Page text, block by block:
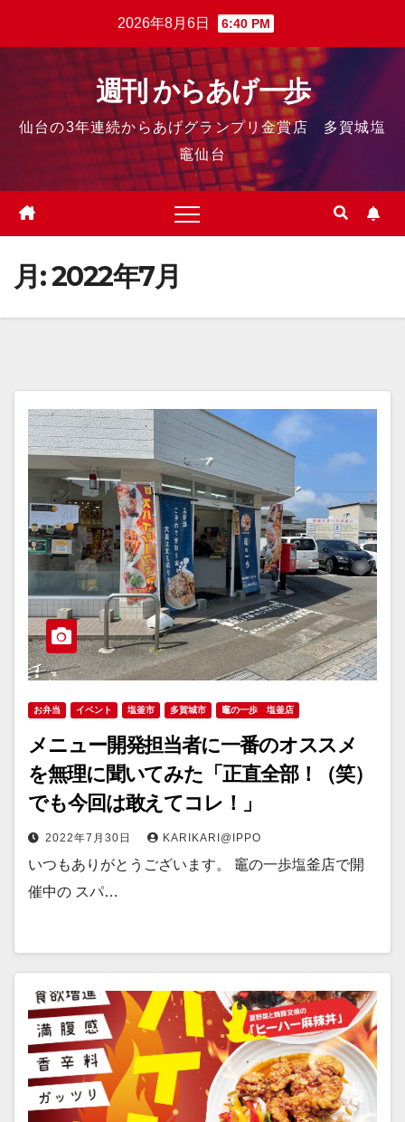
2026年8月6日 6:40 PM
週刊 からあげ一歩
仙台の3年連続からあげグランプリ金賞店 多賀城塩
竈仙台
月:2022年7月
お弁当 イベント 塩釜市 多賀城市 竈の一歩 塩釜店
メニュー開発担当者に一番のオススメ
を無理に聞いてみた「正直全部！（笑）
でも今回は敢えてコレ！」
2022年7月30日 KARIKARI@IPPO
いつもありがとうございます。 竈の一歩塩釜店で開
催中の スパ…